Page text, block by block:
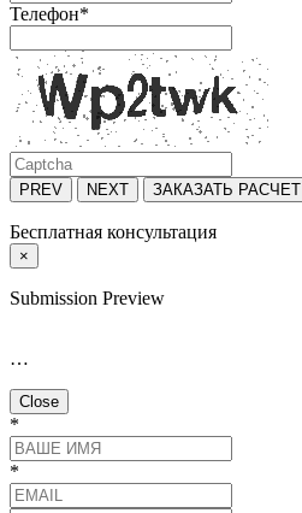
Телефон*
PREV NEXT ЗАКАЗАТЬ РАСЧЕТ
Бесплатная консультация
×
Submission Preview
…
Close
*
*